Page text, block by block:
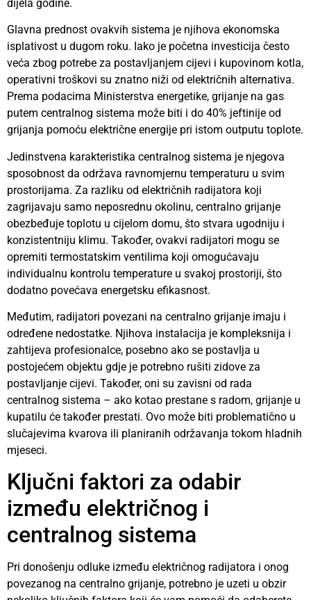
dijela godine.
Glavna prednost ovakvih sistema je njihova ekonomska
isplativost u dugom roku. Iako je početna investicija često
veća zbog potrebe za postavljanjem cijevi i kupovinom kotla,
operativni troškovi su znatno niži od električnih alternativa.
Prema podacima Ministerstva energetike, grijanje na gas
putem centralnog sistema može biti i do 40% jeftinije od
grijanja pomoću električne energije pri istom outputu toplote.
Jedinstvena karakteristika centralnog sistema je njegova
sposobnost da održava ravnomjernu temperaturu u svim
prostorijama. Za razliku od električnih radijatora koji
zagrijavaju samo neposrednu okolinu, centralno grijanje
obezbeđuje toplotu u cijelom domu, što stvara ugodniju i
konzistentniju klimu. Također, ovakvi radijatori mogu se
opremiti termostatskim ventilima koji omogućavaju
individualnu kontrolu temperature u svakoj prostoriji, što
dodatno povećava energetsku efikasnost.
Međutim, radijatori povezani na centralno grijanje imaju i
određene nedostatke. Njihova instalacija je kompleksnija i
zahtijeva profesionalce, posebno ako se postavlja u
postojećem objektu gdje je potrebno rušiti zidove za
postavljanje cijevi. Također, oni su zavisni od rada
centralnog sistema – ako kotao prestane s radom, grijanje u
kupatilu će također prestati. Ovo može biti problematično u
slučajevima kvarova ili planiranih održavanja tokom hladnih
mjeseci.
Ključni faktori za odabir
između električnog i
centralnog sistema
Pri donošenju odluke između električnog radijatora i onog
povezanog na centralno grijanje, potrebno je uzeti u obzir